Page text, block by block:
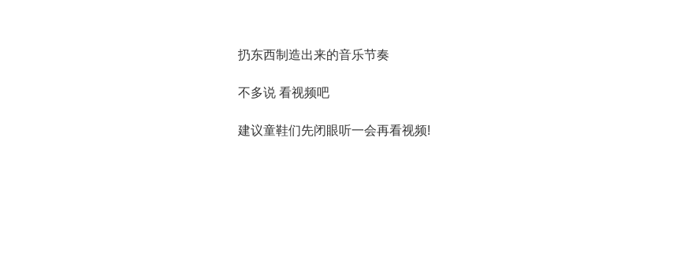
扔东西制造出来的音乐节奏
不多说 看视频吧
建议童鞋们先闭眼听一会再看视频!